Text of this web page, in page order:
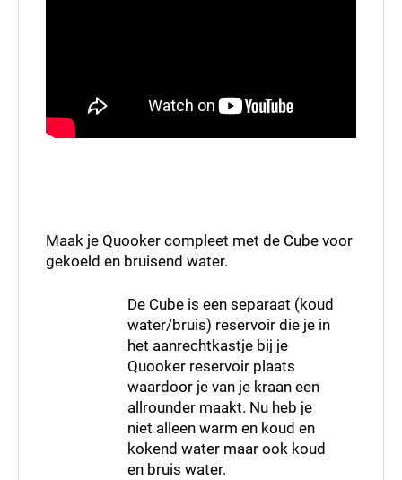
Maak je Quooker compleet met de Cube voor
gekoeld en bruisend water.
De Cube is een separaat (koud
water/bruis) reservoir die je in
het aanrechtkastje bij je
Quooker reservoir plaats
waardoor je van je kraan een
allrounder maakt. Nu heb je
niet alleen warm en koud en
kokend water maar ook koud
en bruis water.